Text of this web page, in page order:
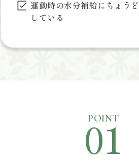
運動時の水分補給にちょう
している
POINT
01